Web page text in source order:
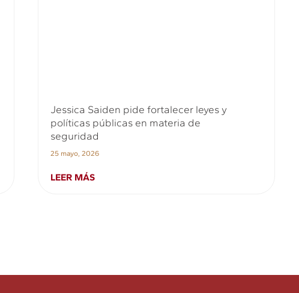
Jessica Saiden pide fortalecer leyes y
políticas públicas en materia de
seguridad
25 mayo, 2026
LEER MÁS